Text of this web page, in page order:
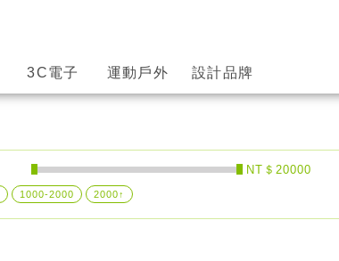
3C電子 運動戶外 設計品牌
NT＄20000
1000-2000 2000↑